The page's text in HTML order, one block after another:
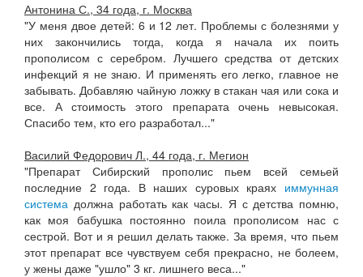
Антонина С., 34 года, г. Москва
"У меня двое детей: 6 и 12 лет. Проблемы с болезнями у
них закончились тогда, когда я начала их поить
прополисом с серебром. Лучшего средства от детских
инфекций я не знаю. И применять его легко, главное не
забывать. Добавляю чайную ложку в стакан чая или сока и
все. А стоимость этого препарата очень невысокая.
Спасибо тем, кто его разработал..."
Василий Федорович Л., 44 года, г. Мегион
"Препарат Сибирский прополис пьем всей семьей
последние 2 года. В наших суровых краях иммунная
система должна работать как часы. Я с детства помню,
как моя бабушка постоянно поила прополисом нас с
сестрой. Вот и я решил делать также. За время, что пьем
этот препарат все чувствуем себя прекрасно, не болеем,
у жены даже "ушло" 3 кг. лишнего веса..."